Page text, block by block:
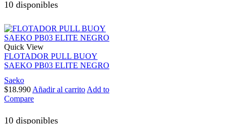
10 disponibles
Quick View
FLOTADOR PULL BUOY
SAEKO PB03 ELITE NEGRO
Saeko
$18.990 Añadir al carrito Add to
Compare
10 disponibles